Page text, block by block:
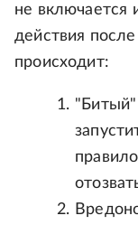
не включается
действия
происходит: